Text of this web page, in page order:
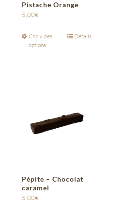
Pistache Orange
5,00€
Choix des
options
Détails
Pépite – Chocolat
caramel
5,00€